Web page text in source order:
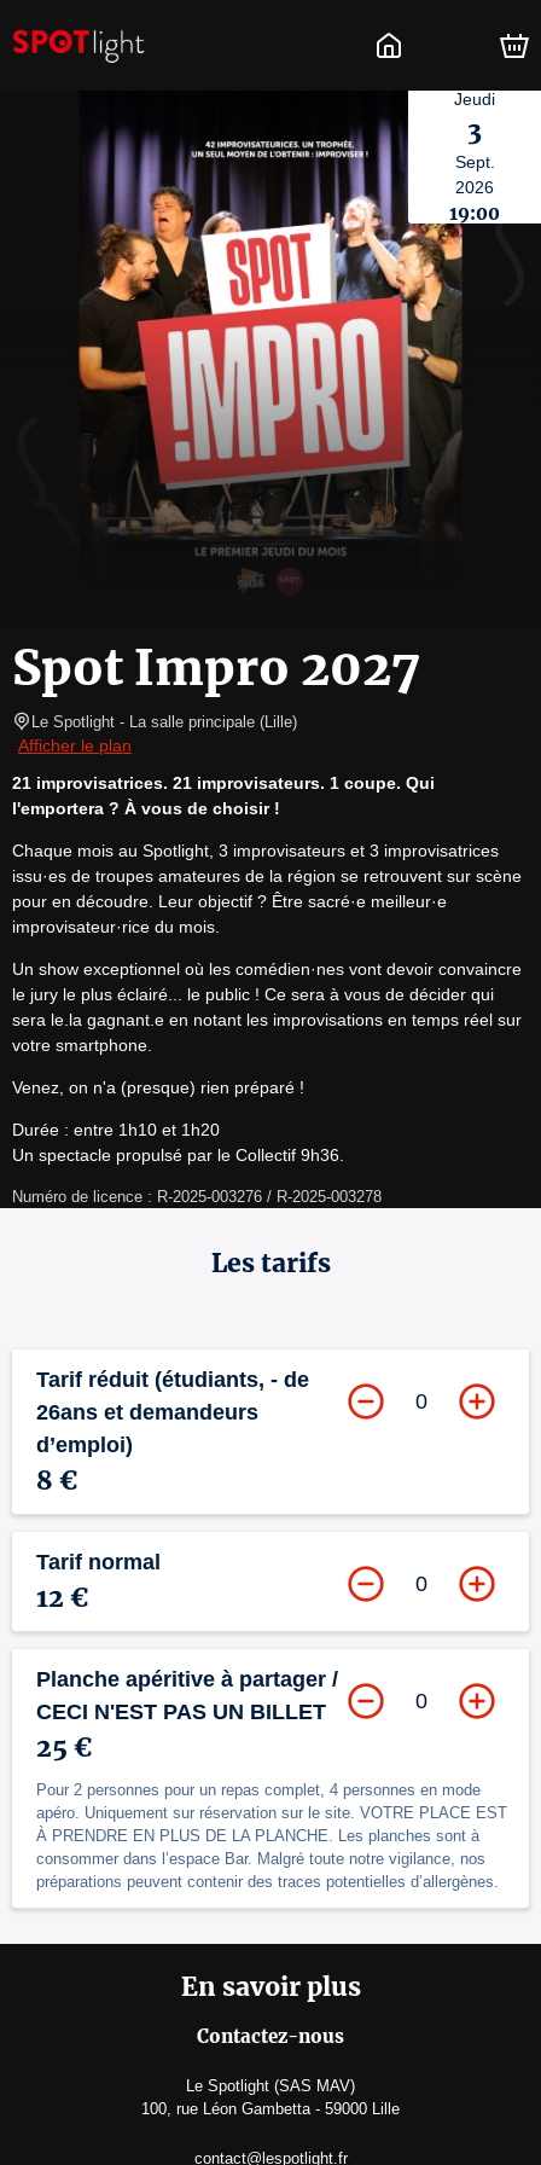
Jeudi
3
Sept.
2026
19:00
Spot Impro 2027
Le Spotlight - La salle principale (Lille)
Afficher le plan
21 improvisatrices. 21 improvisateurs. 1 coupe. Qui
l'emportera ? À vous de choisir !
Chaque mois au Spotlight, 3 improvisateurs et 3 improvisatrices
issu·es de troupes amateures de la région se retrouvent sur scène
pour en découdre. Leur objectif ? Être sacré·e meilleur·e
improvisateur·rice du mois.
Un show exceptionnel où les comédien·nes vont devoir convaincre
le jury le plus éclairé... le public ! Ce sera à vous de décider qui
sera le.la gagnant.e en notant les improvisations en temps réel sur
votre smartphone.
Venez, on n'a (presque) rien préparé !
Durée : entre 1h10 et 1h20
Un spectacle propulsé par le Collectif 9h36.
Numéro de licence : R-2025-003276 / R-2025-003278
Les tarifs
Tarif réduit (étudiants, - de
26ans et demandeurs
d’emploi)
8 €
0
Tarif normal
12 € 0
Planche apéritive à partager /
CECI N'EST PAS UN BILLET
25 €
Pour 2 personnes pour un repas complet, 4 personnes en mode
apéro. Uniquement sur réservation sur le site. VOTRE PLACE EST
À PRENDRE EN PLUS DE LA PLANCHE. Les planches sont à
consommer dans l’espace Bar. Malgré toute notre vigilance, nos
préparations peuvent contenir des traces potentielles d’allergènes.
0
En savoir plus
Contactez-nous
Le Spotlight (SAS MAV)
100, rue Léon Gambetta - 59000 Lille
contact@lespotlight.fr